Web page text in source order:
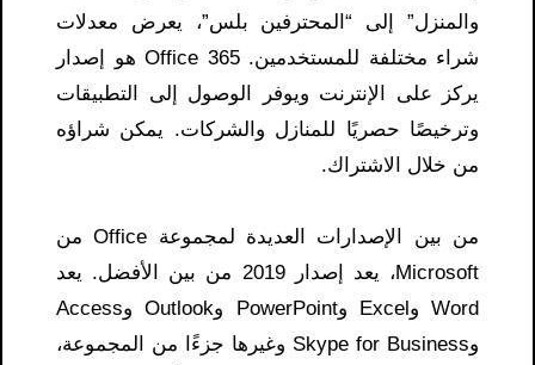
والمنزل” إلى “المحترفين بلس”، يعرض معدلات
شراء مختلفة للمستخدمين. Office 365 هو إصدار
يركز على الإنترنت ويوفر الوصول إلى التطبيقات
وترخيصًا حصريًا للمنازل والشركات. يمكن شراؤه
من خلال الاشتراك.
من بين الإصدارات العديدة لمجموعة Office من
Microsoft، يعد إصدار 2019 من بين الأفضل. يعد
Word وExcel وPowerPoint وOutlook وAccess
وSkype for Business وغيرها جزءًا من المجموعة،